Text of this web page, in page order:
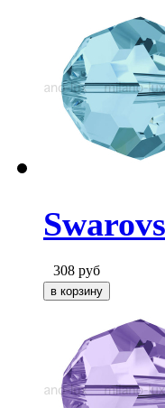
308 руб